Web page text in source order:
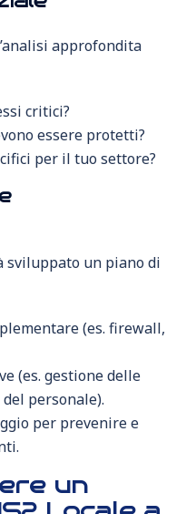
approfondita
critici?
essere protetti?
per il tuo settore?
sviluppato un piano di
(es. firewall,
(es. gestione delle
personale).
per prevenire e
un